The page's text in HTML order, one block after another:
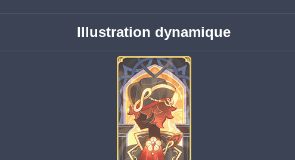
Illustration dynamique